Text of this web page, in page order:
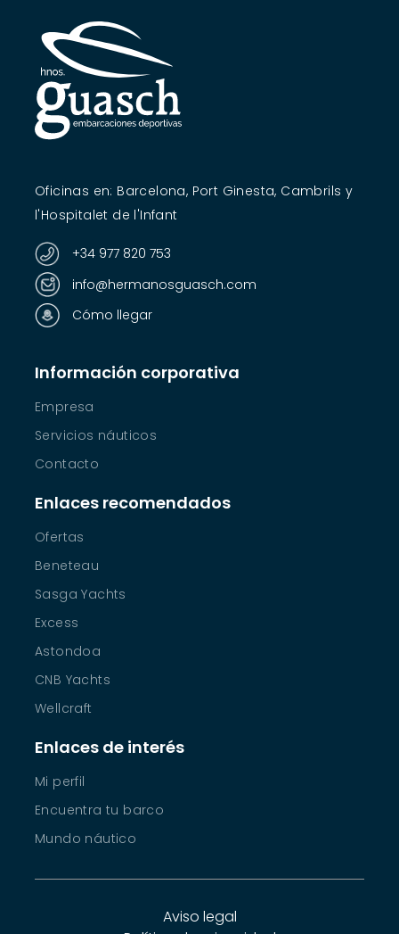
Oficinas en: Barcelona, Port Ginesta, Cambrils y
l'Hospitalet de l'Infant
+34 977 820 753
info@hermanosguasch.com
Cómo llegar
Información corporativa
Empresa
Servicios náuticos
Contacto
Enlaces recomendados
Ofertas
Beneteau
Sasga Yachts
Excess
Astondoa
CNB Yachts
Wellcraft
Enlaces de interés
Mi perfil
Encuentra tu barco
Mundo náutico
Aviso legal